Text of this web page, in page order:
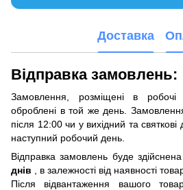
Доставка
Відправка замовлень:
Замовлення, розміщені в робочі
оброблені в той же день.
після 12:00 чи у вихідний та
наступний робочий день.
Відправка замовлень буде здійснена
днів , в залежності від наявності
Після відвантаження вашого